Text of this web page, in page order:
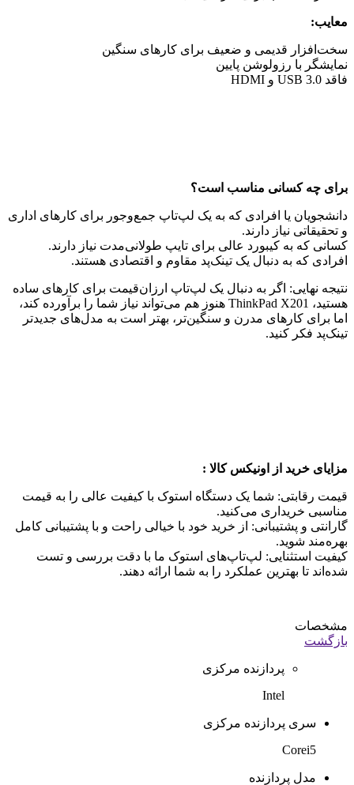
معایب:
سخت‌افزار قدیمی و ضعیف برای کارهای سنگین
نمایشگر با رزولوشن پایین
فاقد USB 3.0 و HDMI
برای چه کسانی مناسب است؟
دانشجویان یا افرادی که به یک لپ‌تاپ جمع‌وجور برای کارهای اداری
و تحقیقاتی نیاز دارند.
کسانی که به کیبورد عالی برای تایپ طولانی‌مدت نیاز دارند.
افرادی که به دنبال یک تینک‌پد مقاوم و اقتصادی هستند.
نتیجه نهایی: اگر به دنبال یک لپ‌تاپ ارزان‌قیمت برای کارهای ساده
هستید، ThinkPad X201 هنوز هم می‌تواند نیاز شما را برآورده کند،
اما برای کارهای مدرن و سنگین‌تر، بهتر است به مدل‌های جدیدتر
تینک‌پد فکر کنید.
مزایای خرید از اونیکس کالا :
قیمت رقابتی: شما یک دستگاه استوک با کیفیت عالی را به قیمت
مناسبی خریداری می‌کنید.
گارانتی و پشتیبانی: از خرید خود با خیالی راحت و با پشتیبانی کامل
بهره‌مند شوید.
کیفیت استثنایی: لپ‌تاپ‌های استوک ما با دقت بررسی و تست
شده‌اند تا بهترین عملکرد را به شما ارائه دهند.
مشخصات
بازگشت
پردازنده مرکزی
Intel
سری پردازنده مرکزی
Corei5
مدل پردازنده